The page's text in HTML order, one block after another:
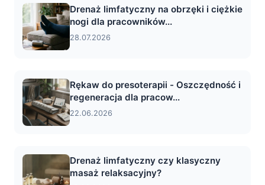
Drenaż limfatyczny na obrzęki i ciężkie
nogi dla pracowników...
28.07.2026
Rękaw do presoterapii - Oszczędność i
regeneracja dla pracow...
22.06.2026
Drenaż limfatyczny czy klasyczny
masaż relaksacyjny?